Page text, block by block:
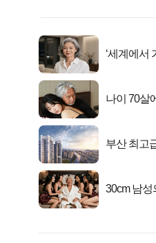
‘세계에서
나이 70살
부산 최고
30cm 남성